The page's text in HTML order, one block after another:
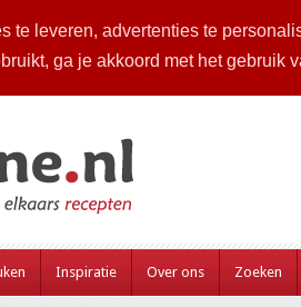
te leveren, advertenties te
ga je akkoord met het gebruik
Inspiratie Over ons Zoeken